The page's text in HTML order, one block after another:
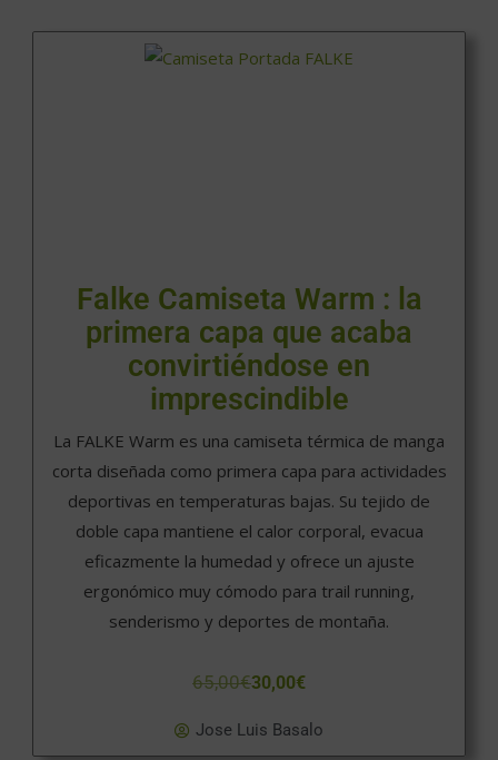
Falke Camiseta Warm : la
primera capa que acaba
convirtiéndose en
imprescindible
La FALKE Warm es una camiseta térmica de manga
corta diseñada como primera capa para actividades
deportivas en temperaturas bajas. Su tejido de
doble capa mantiene el calor corporal, evacua
eficazmente la humedad y ofrece un ajuste
ergonómico muy cómodo para trail running,
senderismo y deportes de montaña.
65,00€30,00€
Jose Luis Basalo